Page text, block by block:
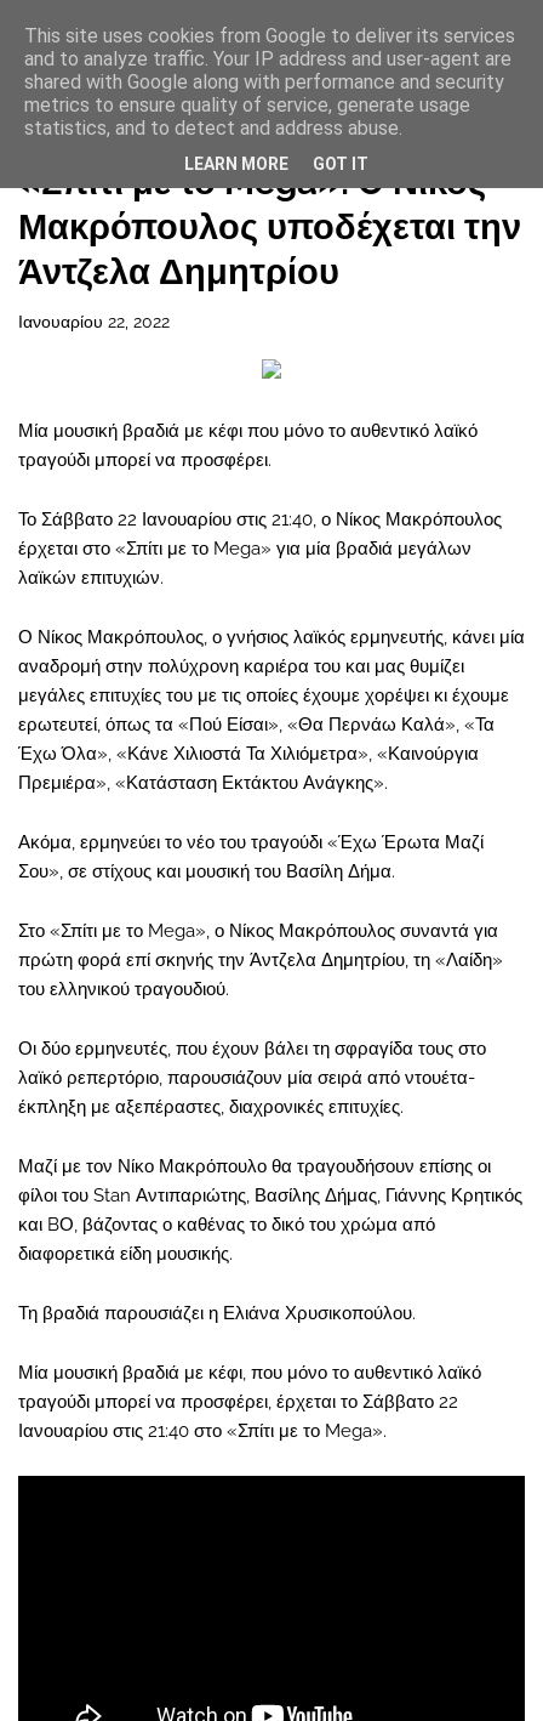
Αρχική σελίδα
«Σπίτι με το Mega»: O Νίκος
Μακρόπουλος υποδέχεται την
Άντζελα Δημητρίου
Ιανουαρίου 22, 2022
Μία μουσική βραδιά με κέφι που μόνο το αυθεντικό λαϊκό
τραγούδι μπορεί να προσφέρει.
Το Σάββατο 22 Ιανουαρίου στις 21:40, ο Νίκος Μακρόπουλος
έρχεται στο «Σπίτι με το Mega» για μία βραδιά μεγάλων
λαϊκών επιτυχιών.
Ο Νίκος Μακρόπουλος, ο γνήσιος λαϊκός ερμηνευτής, κάνει μία
αναδρομή στην πολύχρονη καριέρα του και μας θυμίζει
μεγάλες επιτυχίες του με τις οποίες έχουμε χορέψει κι έχουμε
ερωτευτεί, όπως τα «Πού Είσαι», «Θα Περνάω Καλά», «Τα
Έχω Όλα», «Κάνε Χιλιοστά Τα Χιλιόμετρα», «Καινούργια
Πρεμιέρα», «Κατάσταση Εκτάκτου Ανάγκης».
Ακόμα, ερμηνεύει το νέο του τραγούδι «Έχω Έρωτα Μαζί
Σου», σε στίχους και μουσική του Βασίλη Δήμα.
Στο «Σπίτι με το Mega», ο Νίκος Μακρόπουλος συναντά για
πρώτη φορά επί σκηνής την Άντζελα Δημητρίου, τη «Λαίδη»
του ελληνικού τραγουδιού.
Οι δύο ερμηνευτές, που έχουν βάλει τη σφραγίδα τους στο
λαϊκό ρεπερτόριο, παρουσιάζουν μία σειρά από ντουέτα-
έκπληξη με αξεπέραστες, διαχρονικές επιτυχίες.
Μαζί με τον Νίκο Μακρόπουλο θα τραγουδήσουν επίσης οι
φίλοι του Stan Αντιπαριώτης, Βασίλης Δήμας, Γιάννης Κρητικός
και BΟ, βάζοντας ο καθένας το δικό του χρώμα από
διαφορετικά είδη μουσικής.
Τη βραδιά παρουσιάζει η Ελιάνα Χρυσικοπούλου.
Μία μουσική βραδιά με κέφι, που μόνο το αυθεντικό λαϊκό
τραγούδι μπορεί να προσφέρει, έρχεται το Σάββατο 22
Ιανουαρίου στις 21:40 στο «Σπίτι με το Mega».
This site uses cookies from Google to deliver its services
and to analyze traffic. Your IP address and user-agent are
shared with Google along with performance and security
metrics to ensure quality of service, generate usage
statistics, and to detect and address abuse.
LEARN MORE GOT IT